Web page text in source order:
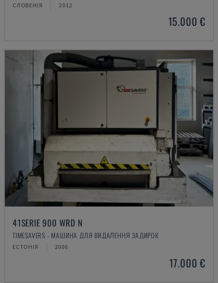
СЛОВЕНІЯ 2012
15.000 €
41SERIE 900 WRD N
TIMESAVERS - МАШИНА ДЛЯ ВИДАЛЕННЯ ЗАДИРОК
ЕСТОНІЯ 2006
17.000 €